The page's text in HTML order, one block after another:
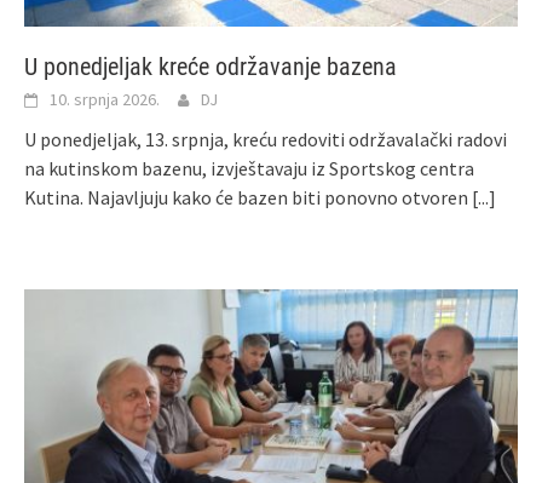
U ponedjeljak kreće održavanje bazena
10. srpnja 2026. DJ
U ponedjeljak, 13. srpnja, kreću redoviti održavalački radovi
na kutinskom bazenu, izvještavaju iz Sportskog centra
Kutina. Najavljuju kako će bazen biti ponovno otvoren [...]